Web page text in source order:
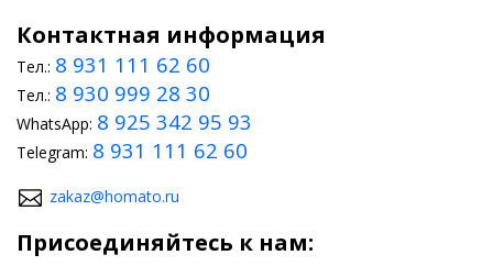
Контактная информация
Тел.: 8 931 111 62 60
Тел.: 8 930 999 28 30
WhatsApp: 8 925 342 95 93
Telegram: 8 931 111 62 60
zakaz@homato.ru
Присоединяйтесь к нам: